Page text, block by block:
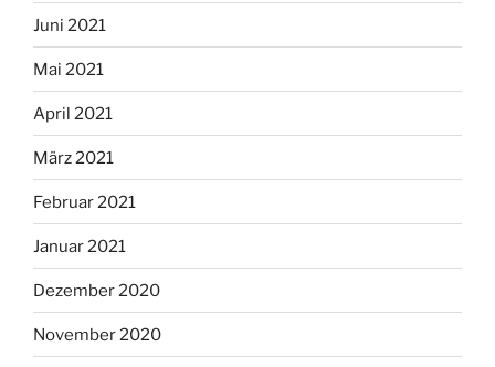
Juni 2021
Mai 2021
April 2021
März 2021
Februar 2021
Januar 2021
Dezember 2020
November 2020